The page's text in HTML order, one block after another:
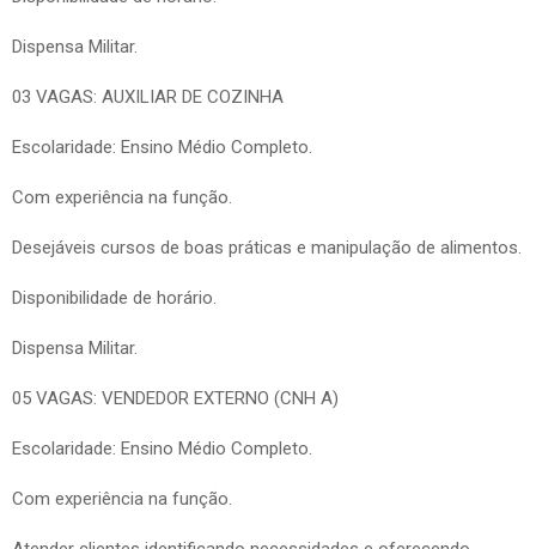
Dispensa Militar.
03 VAGAS: AUXILIAR DE COZINHA
Escolaridade: Ensino Médio Completo.
Com experiência na função.
Desejáveis cursos de boas práticas e manipulação de alimentos.
Disponibilidade de horário.
Dispensa Militar.
05 VAGAS: VENDEDOR EXTERNO (CNH A)
Escolaridade: Ensino Médio Completo.
Com experiência na função.